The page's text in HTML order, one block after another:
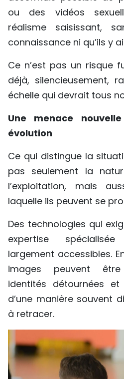
ou des vidéos
réalisme saisissant,
connaissance ni qu’ils y
Ce n’est pas un risque
déjà, silencieusement,
échelle qui devrait tous
Une menace
évolution
Ce qui distingue la
pas seulement la
l’exploitation, mais
laquelle ils peuvent se
Des technologies qui
expertise
largement accessibles.
images peuvent
identités détournées
d’une manière souvent
à retracer.